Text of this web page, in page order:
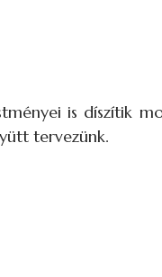
is díszítik
tervezünk.